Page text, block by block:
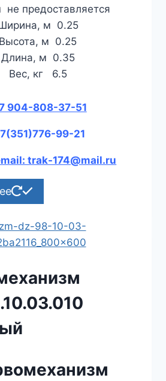
не предоставляется
м 0.25
Высота, м 0.25
Длина, м 0.35
Вес, кг 6.5
904-808-37-51
99-21
trak-174@mail.ru